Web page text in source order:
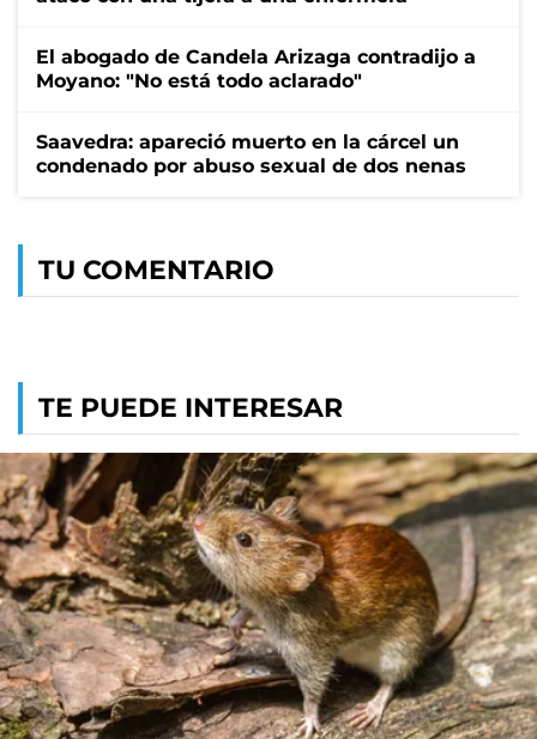
El abogado de Candela Arizaga contradijo a
Moyano: "No está todo aclarado"
Saavedra: apareció muerto en la cárcel un
condenado por abuso sexual de dos nenas
TU COMENTARIO
TE PUEDE INTERESAR